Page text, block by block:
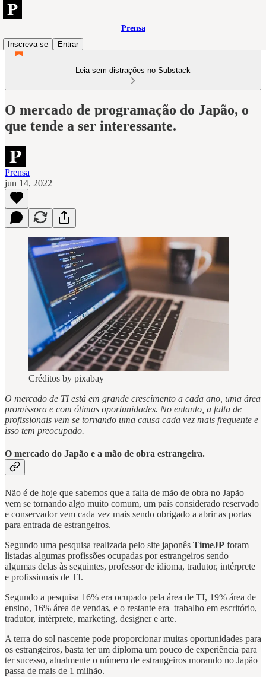
Prensa
Inscreva-se
Entrar
Leia sem distrações no Substack
O mercado de programação do Japão, o
que tende a ser interessante.
Prensa
jun 14, 2022
Créditos by pixabay
O mercado de TI está em grande crescimento a cada ano, uma área
promissora e com ótimas oportunidades. No entanto, a falta de
profissionais vem se tornando uma causa cada vez mais frequente e
isso tem preocupado.
O mercado do Japão e a mão de obra estrangeira.
Não é de hoje que sabemos que a falta de mão de obra no Japão
vem se tornando algo muito comum, um país considerado reservado
e conservador vem cada vez mais sendo obrigado a abrir as portas
para entrada de estrangeiros.
Segundo uma pesquisa realizada pelo site japonês TimeJP foram
listadas algumas profissões ocupadas por estrangeiros sendo
algumas delas às seguintes, professor de idioma, tradutor, intérprete
e profissionais de TI.
Segundo a pesquisa 16% era ocupado pela área de TI, 19% área de
ensino, 16% área de vendas, e o restante era trabalho em escritório,
tradutor, intérprete, marketing, designer e arte.
A terra do sol nascente pode proporcionar muitas oportunidades para
os estrangeiros, basta ter um diploma um pouco de experiência para
ter sucesso, atualmente o número de estrangeiros morando no Japão
passa de mais de 1 milhão.